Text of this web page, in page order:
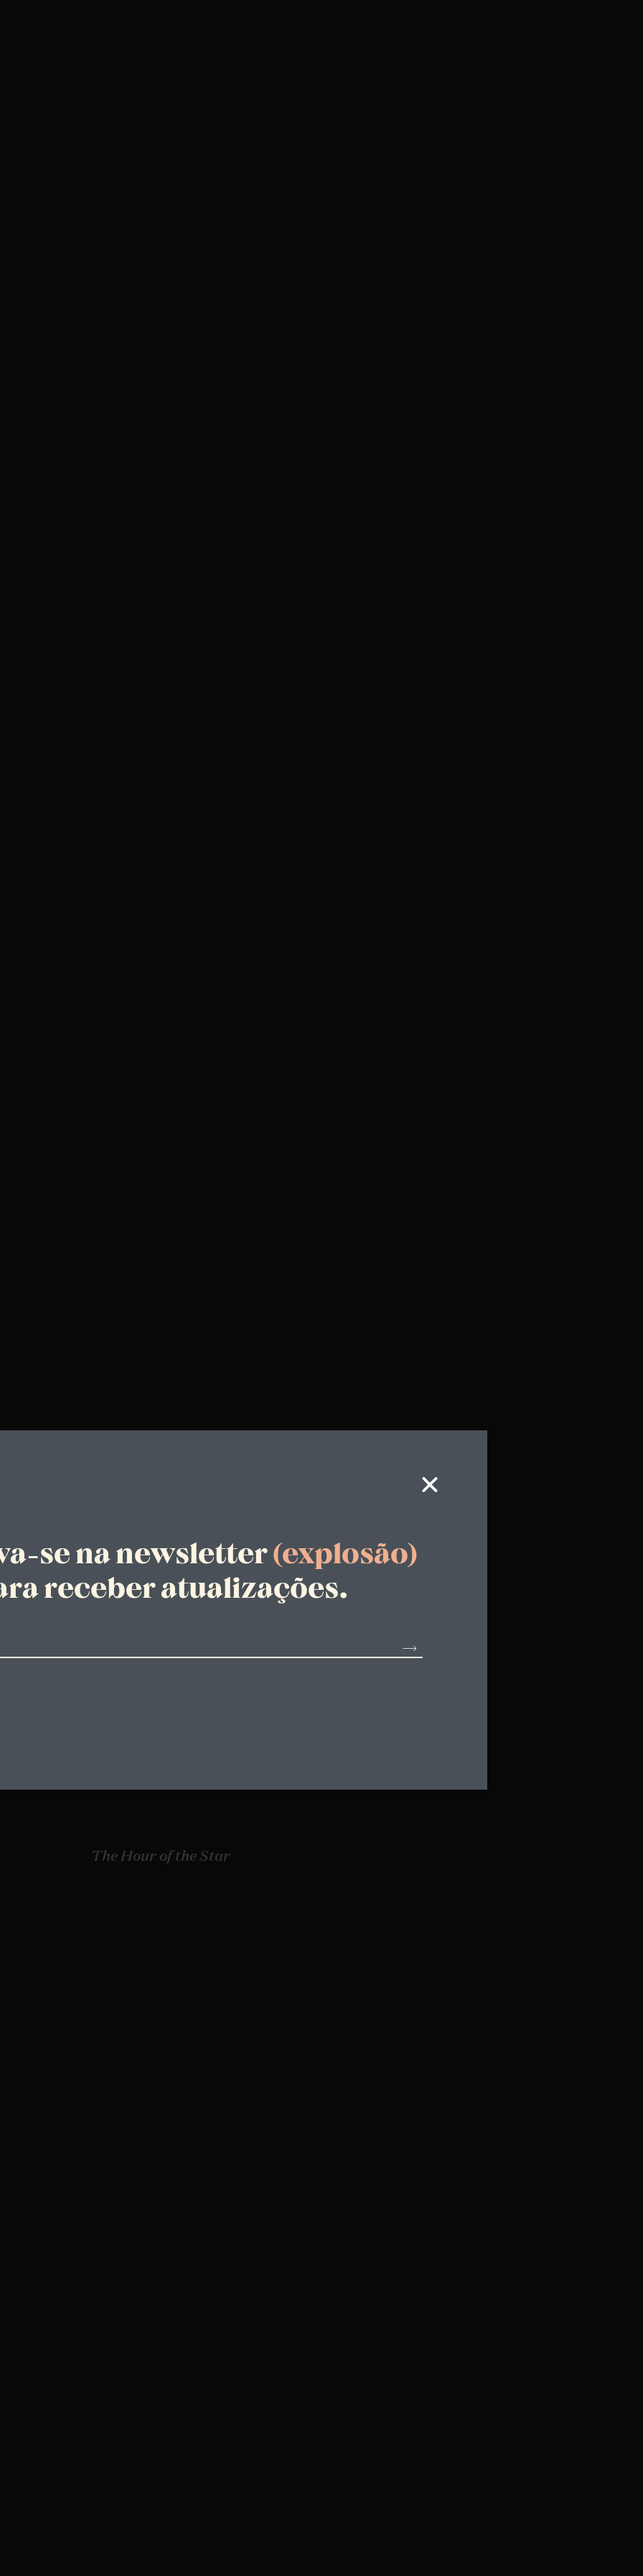
The Hour of the Star
se na newsletter(explosão)
receber atualizações.